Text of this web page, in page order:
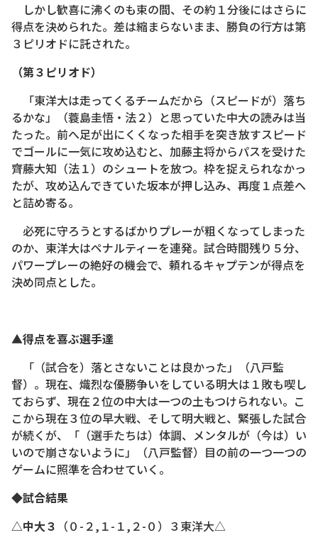
しかし歓喜に沸くのも束の間、その約１分後にはさらに
得点を決められた。差は縮まらないまま、勝負の行方は第
３ピリオドに託された。
（第３ピリオド）
「東洋大は走ってくるチームだから（スピードが）落ち
るかな」（蓑島圭悟・法２）と思っていた中大の読みは当
たった。前へ足が出にくくなった相手を突き放すスピード
でゴールに一気に攻め込むと、加藤主将からパスを受けた
齊藤大知（法１）のシュートを放つ。枠を捉えられなかっ
たが、攻め込んできていた坂本が押し込み、再度１点差へ
と詰め寄る。
必死に守ろうとするばかりプレーが粗くなってしまった
のか、東洋大はペナルティーを連発。試合時間残り５分、
パワープレーの絶好の機会で、頼れるキャプテンが得点を
決め同点とした。
▲得点を喜ぶ選手達
「（試合を）落とさないことは良かった」（八戸監
督）。現在、熾烈な優勝争いをしている明大は１敗も喫し
ておらず、現在２位の中大は一つの土もつけられない。こ
こから現在３位の早大戦、そして明大戦と、緊張した試合
が続くが、「（選手たちは）体調、メンタルが（今は）い
いので崩さないように」（八戸監督）目の前の一つ一つの
ゲームに照準を合わせていく。
◆試合結果
△中大３ （０-２,１-１,２-０）３東洋大△